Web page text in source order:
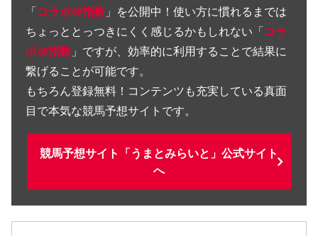
「コラボ＠指数 」を公開中！使い方に慣れるまでは
ちょっととっつきにくく感じるかもしれない「コラ
ボ＠指数 」ですが、効率的に利用することで結果に
繋げることが可能です。
もちろん登録無料！コンテンツも充実している真面
目で本気な競馬予想サイトです。
競馬予想サイト「うまとみらいと」公式サイト
へ